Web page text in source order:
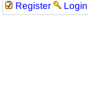
Register
Login